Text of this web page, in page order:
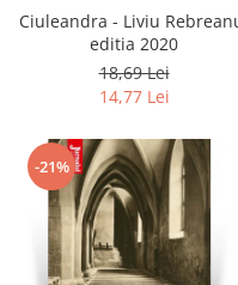
Ciuleandra - Liviu
editia 2020
18,69 Lei
14,77 Lei
-21%